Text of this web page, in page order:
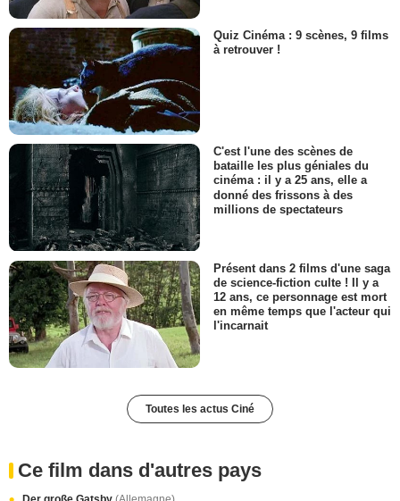
Quiz Cinéma : 9 scènes, 9 films
à retrouver !
C'est l'une des scènes de
bataille les plus géniales du
cinéma : il y a 25 ans, elle a
donné des frissons à des
millions de spectateurs
Présent dans 2 films d'une saga
de science-fiction culte ! Il y a
12 ans, ce personnage est mort
en même temps que l'acteur qui
l'incarnait
Toutes les actus Ciné
Ce film dans d'autres pays